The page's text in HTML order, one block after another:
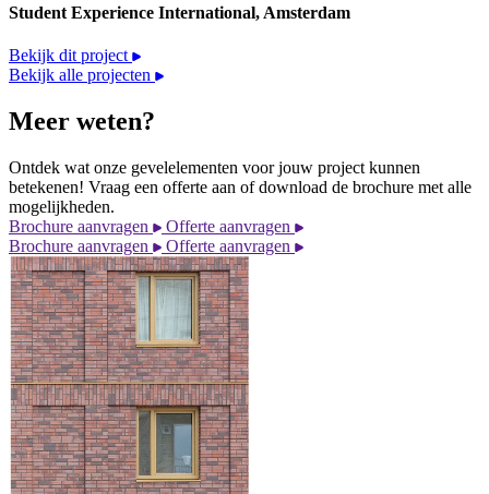
Student Experience International, Amsterdam
Bekijk dit project
Bekijk alle projecten
Meer weten?
Ontdek wat onze gevelelementen voor jouw project kunnen
betekenen! Vraag een offerte aan of download de brochure met alle
mogelijkheden.
Brochure aanvragen
Offerte aanvragen
Brochure aanvragen
Offerte aanvragen